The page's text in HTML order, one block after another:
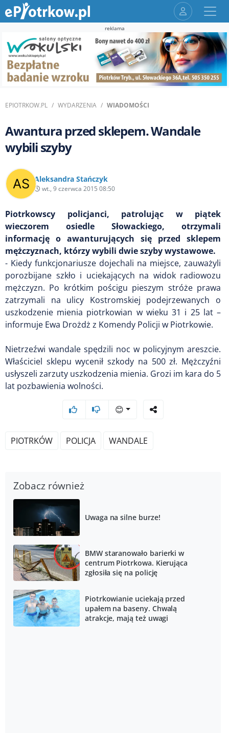
reklama
EPIOTRKOW.PL WYDARZENIA WIADOMOŚCI
Awantura przed sklepem. Wandale
wybili szyby
Aleksandra Stańczyk
wt., 9 czerwca 2015 08:50
Piotrkowscy policjanci, patrolując w piątek
wieczorem osiedle Słowackiego, otrzymali
informację o awanturujących się przed sklepem
mężczyznach, którzy wybili dwie szyby wystawowe.
- Kiedy funkcjonariusze dojechali na miejsce, zauważyli
porozbijane szkło i uciekających na widok radiowozu
mężczyzn. Po krótkim pościgu pieszym stróże prawa
zatrzymali na ulicy Kostromskiej podejrzewanych o
uszkodzenie mienia piotrkowian w wieku 31 i 25 lat –
informuje Ewa Drożdż z Komendy Policji w Piotrkowie.
Nietrzeźwi wandale spędzili noc w policyjnym areszcie.
Właściciel sklepu wycenił szkody na 500 zł. Mężczyźni
usłyszeli zarzuty uszkodzenia mienia. Grozi im kara do 5
lat pozbawienia wolności.
😊
PIOTRKÓW POLICJA WANDALE
Zobacz również
Uwaga na silne burze!
BMW staranowało barierki w
centrum Piotrkowa. Kierująca
zgłosiła się na policję
Piotrkowianie uciekają przed
upałem na baseny. Chwalą
atrakcje, mają też uwagi